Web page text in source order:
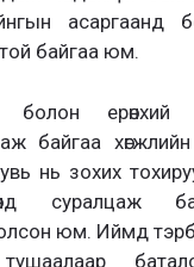
асаргаанд
байгаа юм.
болон ерөнхий
байгаа
нь зохих
суралцаж
юм. Иймд